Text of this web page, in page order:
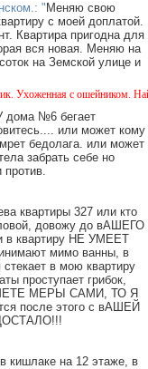
" Меняю свою
с моей доплатой.
Квартира пригодна для
вся новая. Меняю на
на Земской улице и
с ошейником. Найдена
дома №6 бегает
или может кому
бедолага. или может
забрать себе но
против.
квартиры 327 или кто
довожу до вАШЕГО
в квартиру НЕ УМЕЕТ
мимо ванны, в
в мою квартиру
проступает грибок,
МЕРЫ САМИ, ТО Я
после этого с вАШЕЙ
кишлаке на 12 этаже, в